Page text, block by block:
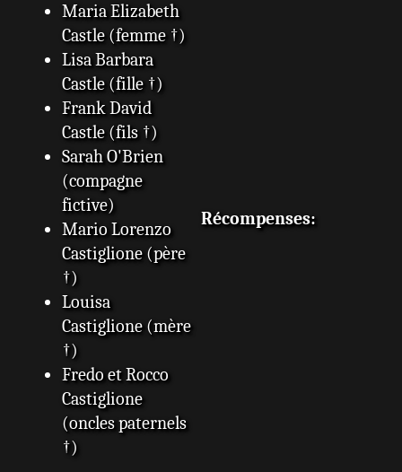
Maria Elizabeth
Castle (femme †)
Lisa Barbara
Castle (fille †)
Frank David
Castle (fils †)
Sarah O'Brien
(compagne
fictive)
Mario Lorenzo
Castiglione (père
†)
Louisa
Castiglione (mère
†)
Fredo et Rocco
Castiglione
(oncles paternels
†)
Récompenses: